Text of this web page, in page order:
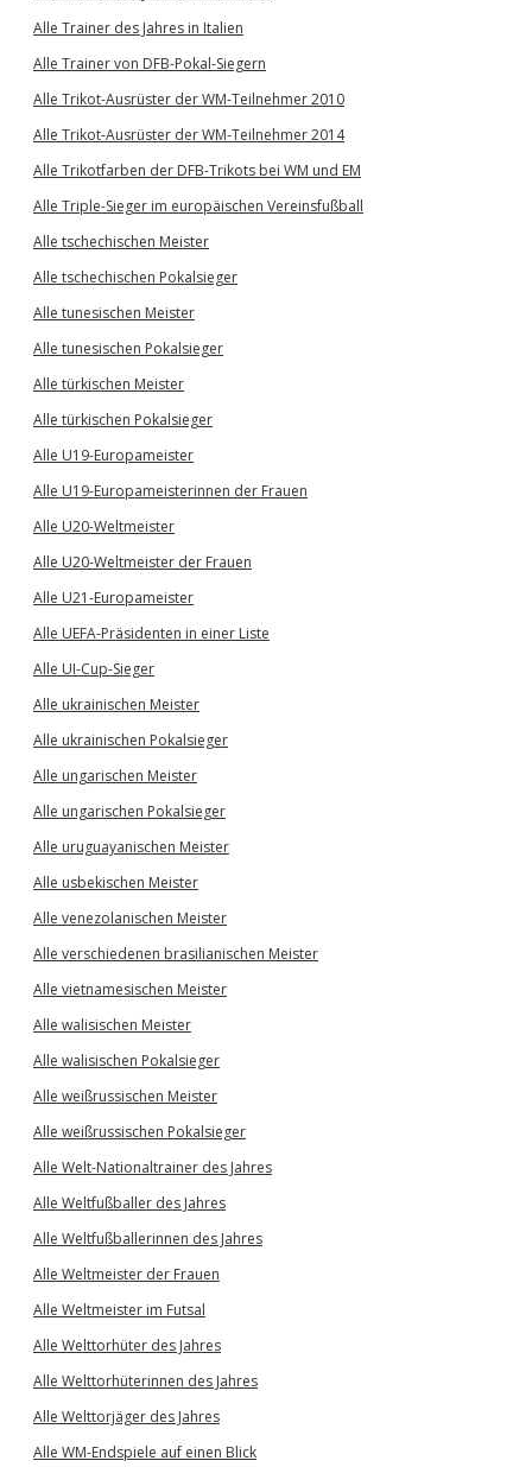
Alle Trainer des Jahres in Italien
Alle Trainer von DFB-Pokal-Siegern
Alle Trikot-Ausrüster der WM-Teilnehmer 2010
Alle Trikot-Ausrüster der WM-Teilnehmer 2014
Alle Trikotfarben der DFB-Trikots bei WM und EM
Alle Triple-Sieger im europäischen Vereinsfußball
Alle tschechischen Meister
Alle tschechischen Pokalsieger
Alle tunesischen Meister
Alle tunesischen Pokalsieger
Alle türkischen Meister
Alle türkischen Pokalsieger
Alle U19-Europameister
Alle U19-Europameisterinnen der Frauen
Alle U20-Weltmeister
Alle U20-Weltmeister der Frauen
Alle U21-Europameister
Alle UEFA-Präsidenten in einer Liste
Alle UI-Cup-Sieger
Alle ukrainischen Meister
Alle ukrainischen Pokalsieger
Alle ungarischen Meister
Alle ungarischen Pokalsieger
Alle uruguayanischen Meister
Alle usbekischen Meister
Alle venezolanischen Meister
Alle verschiedenen brasilianischen Meister
Alle vietnamesischen Meister
Alle walisischen Meister
Alle walisischen Pokalsieger
Alle weißrussischen Meister
Alle weißrussischen Pokalsieger
Alle Welt-Nationaltrainer des Jahres
Alle Weltfußballer des Jahres
Alle Weltfußballerinnen des Jahres
Alle Weltmeister der Frauen
Alle Weltmeister im Futsal
Alle Welttorhüter des Jahres
Alle Welttorhüterinnen des Jahres
Alle Welttorjäger des Jahres
Alle WM-Endspiele auf einen Blick